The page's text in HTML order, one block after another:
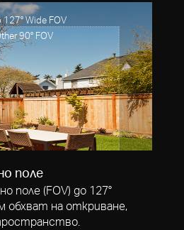
127° Wide FOV
90° FOV
поле
поле (FOV) до 127°
обхват на откриване,